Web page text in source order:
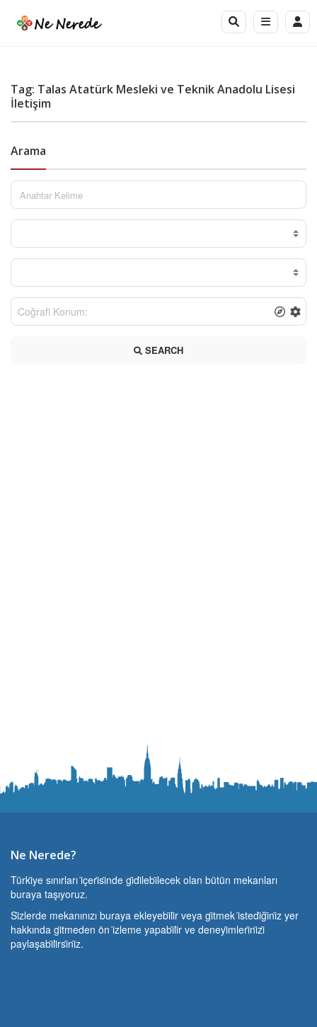
Tag: Talas Atatürk Mesleki ve Teknik Anadolu Lisesi
İletişim
Arama
SEARCH
Ne Nerede?
Türki̇ye sınırları i̇çeri̇si̇nde gi̇di̇lebi̇lecek olan bütün mekanları
buraya taşıyoruz.
Si̇zlerde mekanınızı buraya ekleyebi̇li̇r veya gi̇tmek i̇stedi̇ği̇ni̇z yer
hakkında gi̇tmeden ön i̇zleme yapabi̇li̇r ve deneyi̇mleri̇ni̇zi̇
paylaşabi̇li̇rsi̇ni̇z.